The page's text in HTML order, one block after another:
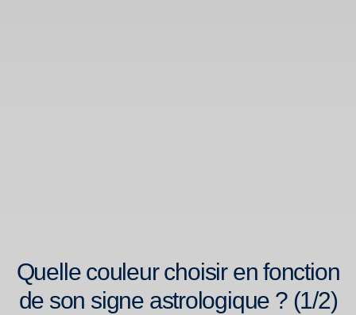
Quelle couleur choisir en fonction
de son signe astrologique ? (1/2)